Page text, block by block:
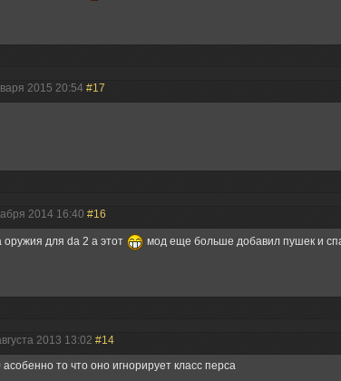
2015 20:54 #17
2014 16:40 #16
для da 2 а этот
мод еще больше добавил пушек и
2013 13:02 #14
то что оно игнорирует класс перса